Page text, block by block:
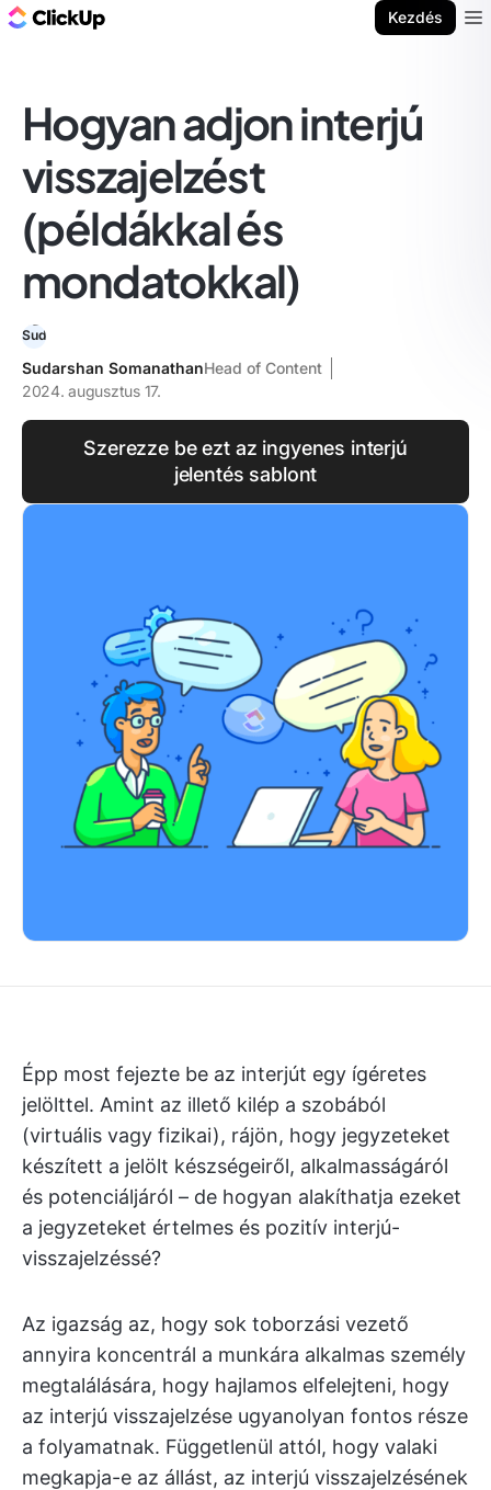
Kezdés
Hogyan adjon interjú
visszajelzést
(példákkal és
mondatokkal)
Sudarshan SomanathanHead of Content
2024. augusztus 17.
Szerezze be ezt az ingyenes interjú
jelentés sablont
Épp most fejezte be az interjút egy ígéretes
jelölttel. Amint az illető kilép a szobából
(virtuális vagy fizikai), rájön, hogy jegyzeteket
készített a jelölt készségeiről, alkalmasságáról
és potenciáljáról – de hogyan alakíthatja ezeket
a jegyzeteket értelmes és pozitív interjú-
visszajelzéssé?
Az igazság az, hogy sok toborzási vezető
annyira koncentrál a munkára alkalmas személy
megtalálására, hogy hajlamos elfelejteni, hogy
az interjú visszajelzése ugyanolyan fontos része
a folyamatnak. Függetlenül attól, hogy valaki
megkapja-e az állást, az interjú visszajelzésének